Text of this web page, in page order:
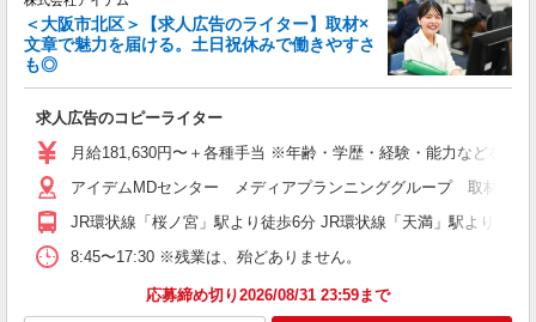
＜大阪市北区＞【求人広告のライター】取材×
文章で魅力を届ける。土日祝休みで働きやすさ
も◎
求人広告のコピーライター
月給181,630円〜＋各種手当 ※年齢・学歴・経験・能力などを考
アイデムMDセンター メディアプランニンググループ 取材編集
JR環状線「桜ノ宮」駅より徒歩6分 JR環状線「天満」駅より徒
8:45〜17:30 ※残業は、殆どありません。
応募締め切り2026/08/31 23:59まで